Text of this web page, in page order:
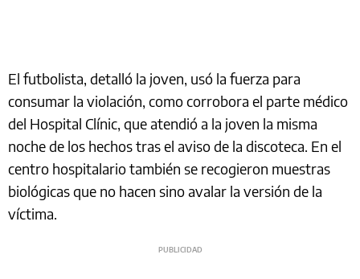
El futbolista, detalló la joven, usó la fuerza para
consumar la violación, como corrobora el parte médico
del Hospital Clínic, que atendió a la joven la misma
noche de los hechos tras el aviso de la discoteca. En el
centro hospitalario también se recogieron muestras
biológicas que no hacen sino avalar la versión de la
víctima.